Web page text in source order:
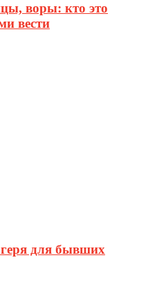
воры: кто это
вести
для бывших